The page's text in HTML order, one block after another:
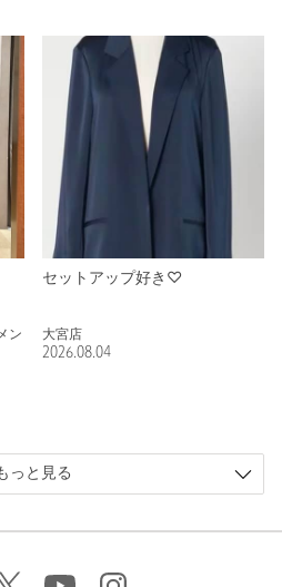
ン
セットアップ好き♡
大宮店
2026.08.04
っと見る